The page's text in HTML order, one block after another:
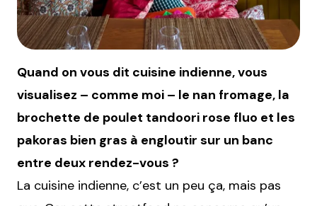
Quand on vous dit cuisine indienne, vous
visualisez – comme moi – le nan fromage, la
brochette de poulet tandoori rose fluo et les
pakoras bien gras à engloutir sur un banc
entre deux rendez-vous ?
La cuisine indienne, c’est un peu ça, mais pas